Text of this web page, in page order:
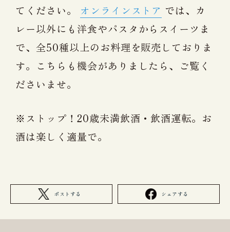
てください。 オンラインストア では、カ
レー以外にも洋食やパスタからスイーツま
で、全50種以上のお料理を販売しておりま
す。こちらも機会がありましたら、ご覧く
ださいませ。
※ストップ！20歳未満飲酒・飲酒運転。 お
酒は楽しく適量で。
ポストする シェアする